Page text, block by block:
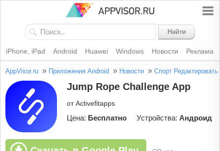
Найти
iPhone, iPad Android Huawei Windows Новости Реклама
AppVisor.ru » Приложения Android » Новости » Спорт Редактировать
Jump Rope Challenge App
от Activefitapps
Цена: Бесплатно Устройства: Андроид